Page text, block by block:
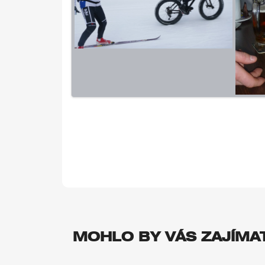
MOHLO BY VÁS